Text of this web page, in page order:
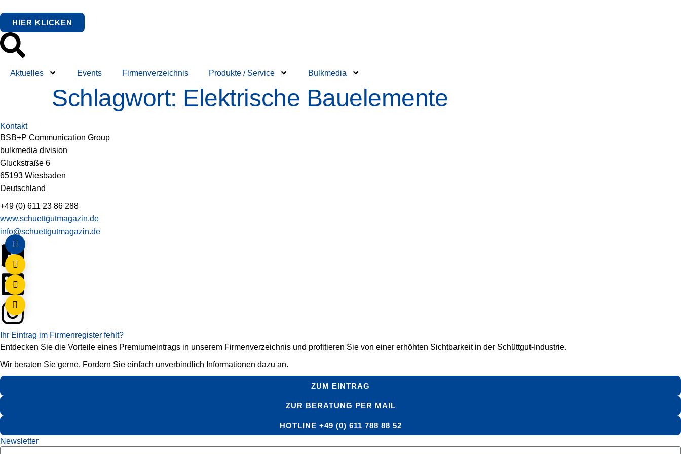
springen
HIER KLICKEN
Aktuelles Events Firmenverzeichnis Produkte / Service Bulkmedia
Schlagwort: Elektrische Bauelemente
Kontakt
BSB+P Communication Group
bulkmedia division
Gluckstraße 6
65193 Wiesbaden
Deutschland
+49 (0) 611 23 86 288
www.schuettgutmagazin.de
info@schuettgutmagazin.de
Ihr Eintrag im Firmenregister fehlt?
Entdecken Sie die Vorteile eines Premiumeintrags in unserem Firmenverzeichnis und profitieren Sie von einer erhöhten Sichtbarkeit in der Schüttgut-Industrie.
Wir beraten Sie gerne. Fordern Sie einfach unverbindlich Informationen dazu an.
ZUM EINTRAG
ZUR BERATUNG PER MAIL
HOTLINE +49 (0) 611 788 88 52
Newsletter